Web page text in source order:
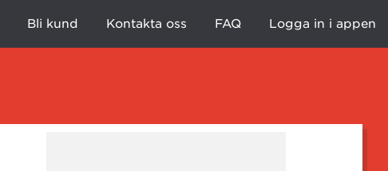
Bli kund Kontakta oss FAQ Logga in i appen